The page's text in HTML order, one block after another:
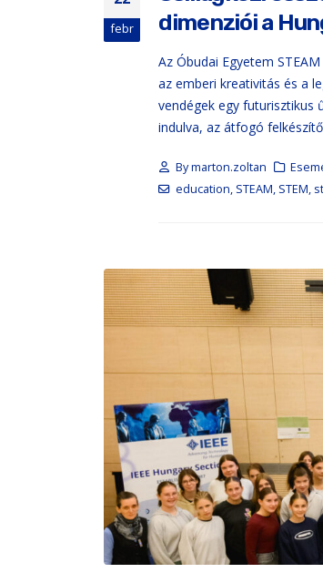
febr
dimenziói a
Az Óbudai Egyetem
az emberi kreativitás és a
vendégek egy futurisztikus
indulva, az átfogó
Bymarton.zoltan
education, STEAM, STEM,